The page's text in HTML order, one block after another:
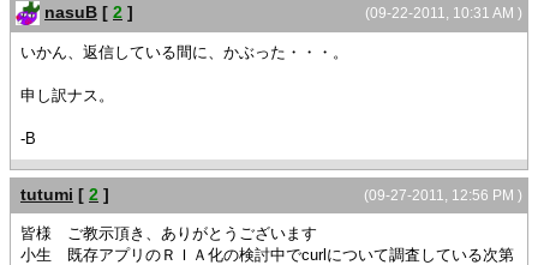
(09-22-2011, 10:31 AM )
nasuB [ 2 ]
いかん、返信している間に、かぶった・・・。
申し訳ナス。
-B
(09-27-2011, 12:56 PM )
tutumi [ 2 ]
皆様 ご教示頂き、ありがとうございます
小生 既存アプリのＲＩＡ化の検討中でcurlについて調査している次第